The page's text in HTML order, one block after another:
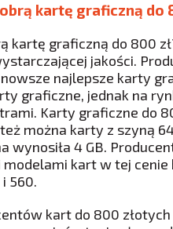
kartę graficzną do
kartę graficzną do 800
jakości.
najlepsze karty
graficzne, jednak na
Karty graficzne do
można karty z szyną
wynosiła 4 GB.
kart w tej cenie
560.
kart do 800